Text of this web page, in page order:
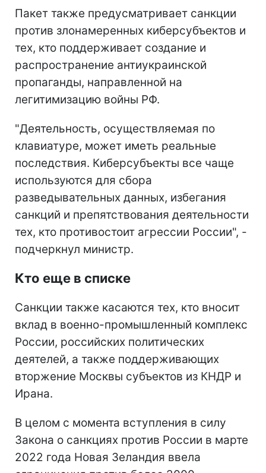
Пакет также предусматривает санкции
против злонамеренных киберсубъектов и
тех, кто поддерживает создание и
распространение антиукраинской
пропаганды, направленной на
легитимизацию войны РФ.
"Деятельность, осуществляемая по
клавиатуре, может иметь реальные
последствия. Киберсубъекты все чаще
используются для сбора
разведывательных данных, избегания
санкций и препятствования деятельности
тех, кто противостоит агрессии России", -
подчеркнул министр.
Кто еще в списке
Санкции также касаются тех, кто вносит
вклад в военно-промышленный комплекс
России, российских политических
деятелей, а также поддерживающих
вторжение Москвы субъектов из КНДР и
Ирана.
В целом с момента вступления в силу
Закона о санкциях против России в марте
2022 года Новая Зеландия ввела